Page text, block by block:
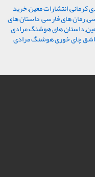
کرمانی,انتشارات معین,خرید
,رمان های فارسی,داستان های
,داستان های هوشنگ مرادی
چای خوری هوشنگ مرادی